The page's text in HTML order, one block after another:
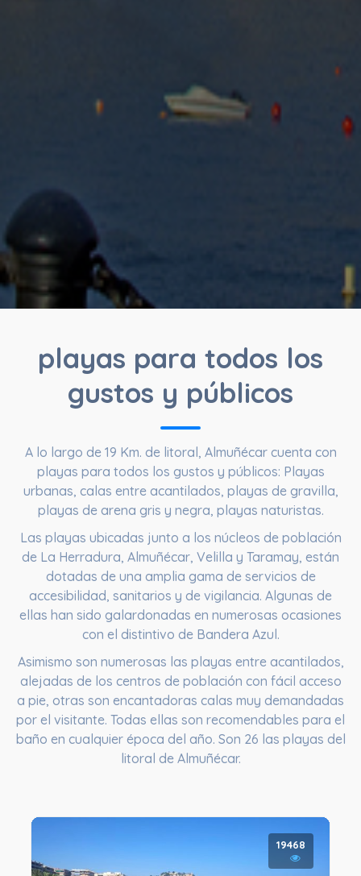
playas para todos los
gustos y públicos
A lo largo de 19 Km. de litoral , Almuñécar cuenta con
playas para todos los gustos y públicos: Playas
urbanas, calas entre acantilados, playas de gravilla,
playas de arena gris y negra, playas naturistas.
Las playas ubicadas junto a los núcleos de población
de La Herradura, Almuñécar, Velilla y Taramay, están
dotadas de una amplia gama de servicios de
accesibilidad, sanitarios y de vigilancia. Algunas de
ellas han sido galardonadas en numerosas ocasiones
con el distintivo de Bandera Azul.
Asimismo son numerosas las playas entre acantilados,
alejadas de los centros de población con fácil acceso
a pie, otras son encantadoras calas muy demandadas
por el visitante. Todas ellas son recomendables para el
baño en cualquier época del año. Son 26 las playas del
litoral de Almuñécar.
19468